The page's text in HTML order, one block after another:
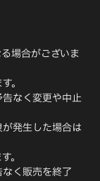
場合がございま
。
なく変更や中止
発生した場合は
。
く販売を終了